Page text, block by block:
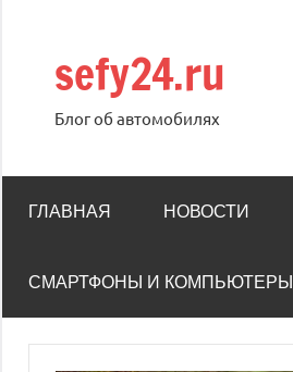
содержимому
sefy24.ru
Блог об автомобилях
ГЛАВНАЯ НОВОСТИ
СМАРТФОНЫ И КОМПЬЮТЕРЫ